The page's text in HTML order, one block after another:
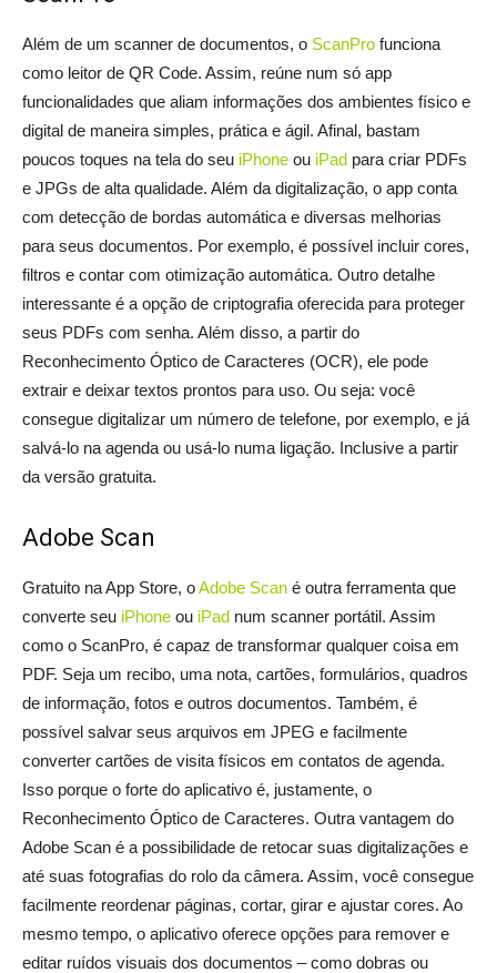
Além de um scanner de documentos, o ScanPro funciona
como leitor de QR Code. Assim, reúne num só app
funcionalidades que aliam informações dos ambientes físico e
digital de maneira simples, prática e ágil. Afinal, bastam
poucos toques na tela do seu iPhone ou iPad para criar PDFs
e JPGs de alta qualidade. Além da digitalização, o app conta
com detecção de bordas automática e diversas melhorias
para seus documentos. Por exemplo, é possível incluir cores,
filtros e contar com otimização automática. Outro detalhe
interessante é a opção de criptografia oferecida para proteger
seus PDFs com senha. Além disso, a partir do
Reconhecimento Óptico de Caracteres (OCR), ele pode
extrair e deixar textos prontos para uso. Ou seja: você
consegue digitalizar um número de telefone, por exemplo, e já
salvá-lo na agenda ou usá-lo numa ligação. Inclusive a partir
da versão gratuita.
Adobe Scan
Gratuito na App Store, oAdobe Scan é outra ferramenta que
converte seu iPhone ou iPad num scanner portátil. Assim
como o ScanPro, é capaz de transformar qualquer coisa em
PDF. Seja um recibo, uma nota, cartões, formulários, quadros
de informação, fotos e outros documentos. Também, é
possível salvar seus arquivos em JPEG e facilmente
converter cartões de visita físicos em contatos de agenda.
Isso porque o forte do aplicativo é, justamente, o
Reconhecimento Óptico de Caracteres. Outra vantagem do
Adobe Scan é a possibilidade de retocar suas digitalizações e
até suas fotografias do rolo da câmera. Assim, você consegue
facilmente reordenar páginas, cortar, girar e ajustar cores. Ao
mesmo tempo, o aplicativo oferece opções para remover e
editar ruídos visuais dos documentos – como dobras ou